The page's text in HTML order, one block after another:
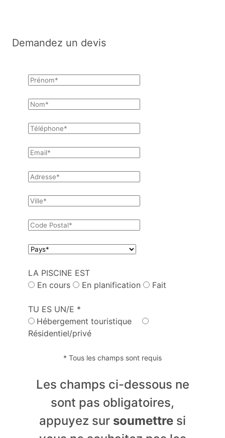
Demandez un devis
LA PISCINE EST
En cours
En planification Fait
TU ES UN/E *
Hébergement touristique
Résidentiel/privé
* Tous les champs sont requis
Les champs ci-dessous ne
sont pas obligatoires,
appuyez sur soumettre si